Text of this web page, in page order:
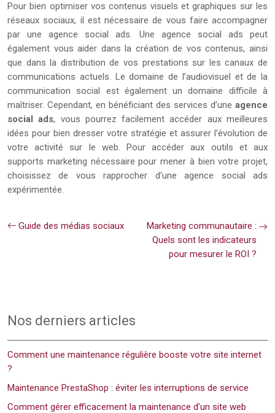
Pour bien optimiser vos contenus visuels et graphiques sur les
réseaux sociaux, il est nécessaire de vous faire accompagner
par une agence social ads. Une agence social ads peut
également vous aider dans la création de vos contenus, ainsi
que dans la distribution de vos prestations sur les canaux de
communications actuels. Le domaine de l’audiovisuel et de la
communication social est également un domaine difficile à
maîtriser. Cependant, en bénéficiant des services d’une agence
social ads, vous pourrez facilement accéder aux meilleures
idées pour bien dresser votre stratégie et assurer l’évolution de
votre activité sur le web. Pour accéder aux outils et aux
supports marketing nécessaire pour mener à bien votre projet,
choisissez de vous rapprocher d’une agence social ads
expérimentée.
Guide des médias sociaux
Marketing communautaire :
Quels sont les indicateurs
pour mesurer le ROI ?
Nos derniers articles
Comment une maintenance régulière booste votre site internet
?
Maintenance PrestaShop : éviter les interruptions de service
Comment gérer efficacement la maintenance d’un site web